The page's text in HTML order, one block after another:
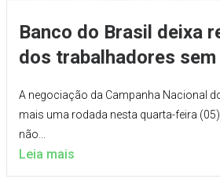
Banco do Brasil deixa
dos trabalhadores
A negociação da Campanha Nacional
mais uma rodada nesta quarta-feira
não...
Leia mais